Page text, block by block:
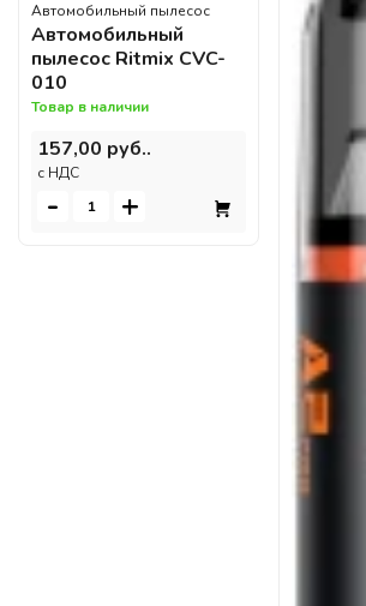
Автомобильный пылесос
Автомобильный
пылесос Ritmix CVC-
010
Товар в наличии
157,00 руб..
c НДС
- +